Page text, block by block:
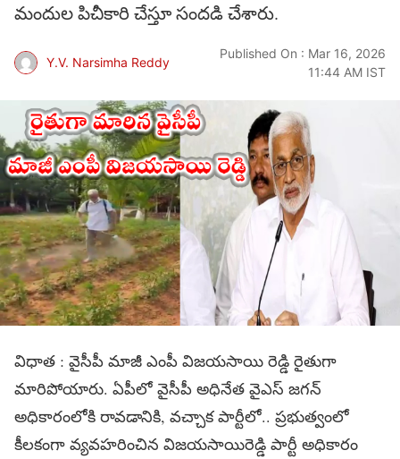
మందుల పిచీకారి చేస్తూ సందడి చేశారు.
Y.V. Narsimha Reddy
Published On : Mar 16, 2026
11:44 AM IST
విధాత : వైసీపీ మాజీ ఎంపీ విజయసాయి రెడ్డి రైతుగా
మారిపోయారు. ఏపీలో వైసీపీ అధినేత వైఎస్ జగన్
అధికారంలోకి రావడానికి, వచ్చాక పార్టీలో.. ప్రభుత్వంలో
కీలకంగా వ్యవహరించిన విజయసాయిరెడ్డి పార్టీ అధికారం